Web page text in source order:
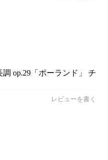
op.29「ポーランド」 チ
レビューを書く